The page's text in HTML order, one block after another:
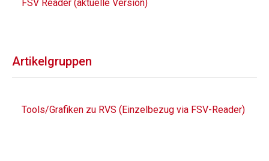
FSV Reader (aktuelle Version)
Artikelgruppen
Tools/Grafiken zu RVS (Einzelbezug via FSV-Reader)